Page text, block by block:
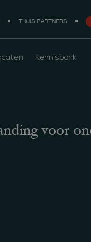
THUIS PARTNERS
Kennisbank
voor